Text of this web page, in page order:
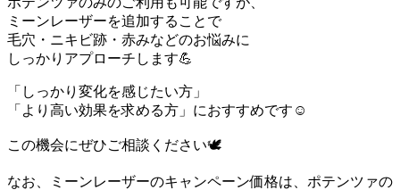
ミーンレーザーを追加することで
毛穴・ニキビ跡・赤みなどのお悩みに
しっかりアプローチします💪
「しっかり変化を感じたい方」
「より高い効果を求める方」におすすめです☺️
この機会にぜひご相談ください🕊️
なお、ミーンレーザーのキャンペーン価格は、ポテンツァの